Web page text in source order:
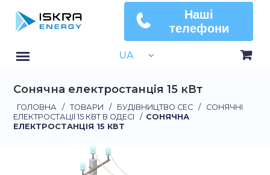
Наші
телефони
UA
Сонячна електростанція 15 кВт
ГОЛОВНА / ТОВАРИ / БУДІВНИЦТВО СЕС /
СОНЯЧНІ
ЕЛЕКТРОСТАЦІЇ 15 КВТ В ОДЕСІ
/ СОНЯЧНА
ЕЛЕКТРОСТАНЦІЯ 15 КВТ